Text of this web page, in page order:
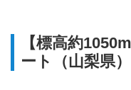
【標高約
ート（山梨県）